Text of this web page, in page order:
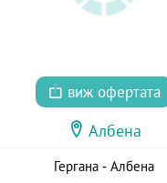
виж офертата
Албена
Гергана - Албена